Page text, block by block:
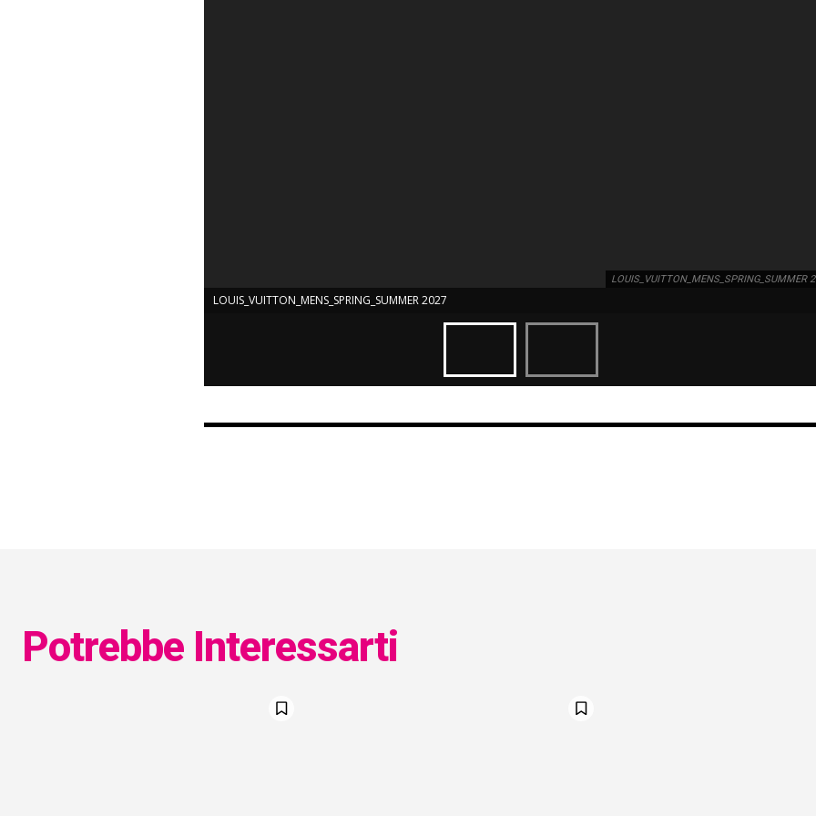
LOUIS_VUITTON_MENS_SPRING_SUMMER
LOUIS_VUITTON_MENS_SPRING_SUMMER 2027
Potrebbe Interessarti